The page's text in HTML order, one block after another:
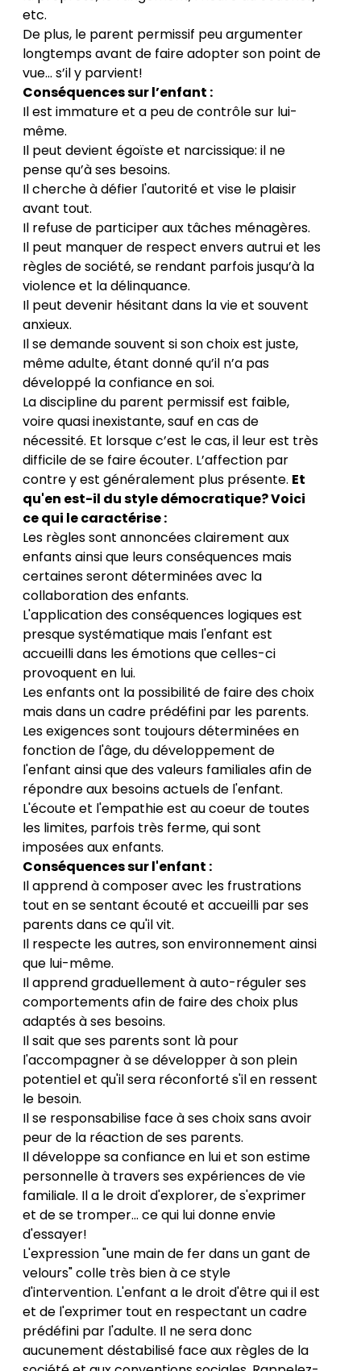
etc.
De plus, le parent permissif peu argumenter
longtemps avant de faire adopter son point de
vue… s’il y parvient!
Conséquences sur l’enfant :
Il est immature et a peu de contrôle sur lui-
même.
Il peut devient égoïste et narcissique: il ne
pense qu’à ses besoins.
Il cherche à défier l'autorité et vise le plaisir
avant tout.
Il refuse de participer aux tâches ménagères.
Il peut manquer de respect envers autrui et les
règles de société, se rendant parfois jusqu’à la
violence et la délinquance.
Il peut devenir hésitant dans la vie et souvent
anxieux.
Il se demande souvent si son choix est juste,
même adulte, étant donné qu’il n’a pas
développé la confiance en soi.
La discipline du parent permissif est faible,
voire quasi inexistante, sauf en cas de
nécessité. Et lorsque c’est le cas, il leur est très
difficile de se faire écouter. L’affection par
contre y est généralement plus présente. Et
qu'en est-il dustyle démocratique? Voici
ce qui le caractérise :
Les règles sont annoncées clairement aux
enfants ainsi que leurs conséquences mais
certaines seront déterminées avec la
collaboration des enfants.
L'application des conséquences logiques est
presque systématique mais l'enfant est
accueilli dans les émotions que celles-ci
provoquent en lui.
Les enfants ont la possibilité de faire des choix
mais dans un cadre prédéfini par les parents.
Les exigences sont toujours déterminées en
fonction de l'âge, du développement de
l'enfant ainsi que des valeurs familiales afin de
répondre aux besoins actuels de l'enfant.
L'écoute et l'empathie est au coeur de toutes
les limites, parfois très ferme, qui sont
imposées aux enfants.
Conséquences sur l'enfant :
Il apprend à composer avec les frustrations
tout en se sentant écouté et accueilli par ses
parents dans ce qu'il vit.
Il respecte les autres, son environnement ainsi
que lui-même.
Il apprend graduellement à auto-réguler ses
comportements afin de faire des choix plus
adaptés à ses besoins.
Il sait que ses parents sont là pour
l'accompagner à se développer à son plein
potentiel et qu'il sera réconforté s'il en ressent
le besoin.
Il se responsabilise face à ses choix sans avoir
peur de la réaction de ses parents.
Il développe sa confiance en lui et son estime
personnelle à travers ses expériences de vie
familiale. Il a le droit d'explorer, de s'exprimer
et de se tromper... ce qui lui donne envie
d'essayer!
L'expression "une main de fer dans un gant de
velours" colle très bien à ce style
d'intervention. L'enfant a le droit d'être qui il est
et de l'exprimer tout en respectant un cadre
prédéfini par l'adulte. Il ne sera donc
aucunement déstabilisé face aux règles de la